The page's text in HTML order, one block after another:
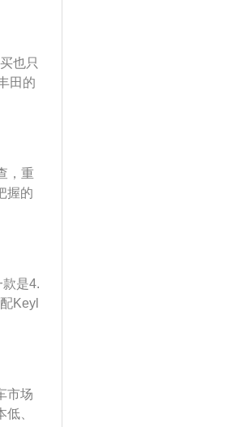
的仅
畅不
车对
也只
田的
因为
迪F0
着夏
，重
握的
匝
向
，不
是4.
Keyl
更具
三
市场
、